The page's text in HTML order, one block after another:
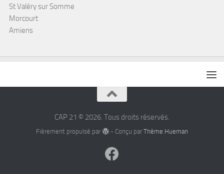
St Valéry sur Somme
Morcourt
Amiens
CAP 21 © 2026. Tous droits réservés.
Fièrement propulsé par - Conçu par Thème Hueman